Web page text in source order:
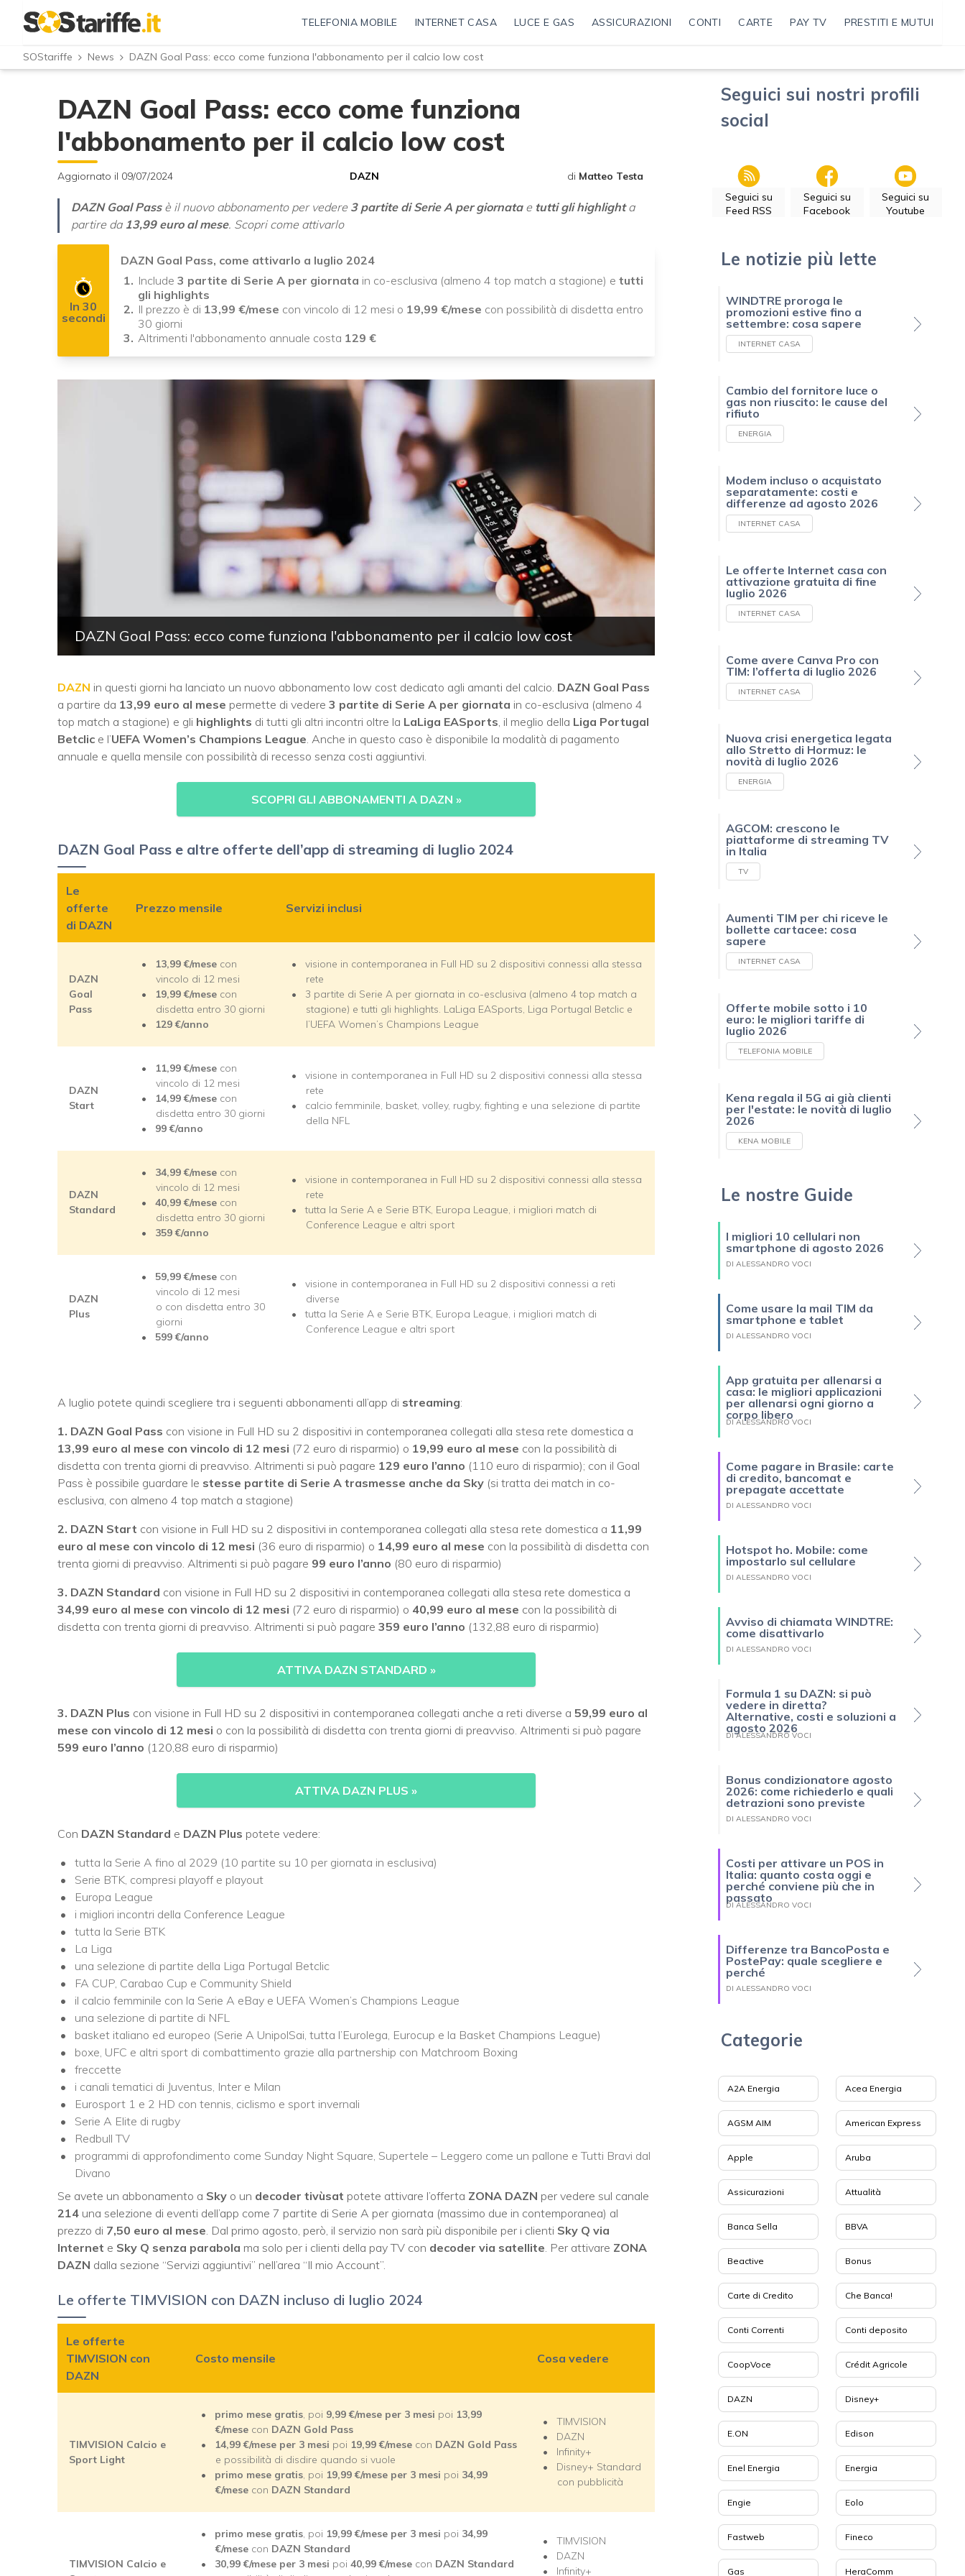
TELEFONIA MOBILE INTERNET CASA LUCE E GAS ASSICURAZIONI CONTI CARTE PAY TV PRESTITI E MUTUI
SOStariffe News DAZN Goal Pass: ecco come funziona l'abbonamento per il calcio low cost
DAZN Goal Pass: ecco come funziona
l'abbonamento per il calcio low cost
Aggiornato il 09/07/2024 DAZN di Matteo Testa
DAZN Goal Passè il nuovo abbonamento per vedere 3 partite di Serie A per giornatae tutti gli highlighta
partire da 13,99 euro al mese. Scopri come attivarlo
In 30
secondi
DAZN Goal Pass, come attivarlo a luglio 2024
Include 3 partite di Serie A per giornata in co-esclusiva (almeno 4 top match a stagione) e tutti
gli highlights
Il prezzo è di 13,99 €/mese con vincolo di 12 mesi o 19,99 €/mese con possibilità di disdetta entro
30 giorni
Altrimenti l'abbonamento annuale costa 129 €
DAZN Goal Pass: ecco come funziona l'abbonamento per il calcio low cost
DAZN in questi giorni ha lanciato un nuovo abbonamento low cost dedicato agli amanti del calcio. DAZN Goal Pass
a partire da 13,99 euro al mese permette di vedere 3 partite di Serie A per giornata in co-esclusiva (almeno 4
top match a stagione) e gli highlights di tutti gli altri incontri oltre la LaLiga EASports, il meglio della Liga Portugal
Betclic e l’UEFA Women’s Champions League. Anche in questo caso è disponibile la modalità di pagamento
annuale e quella mensile con possibilità di recesso senza costi aggiuntivi.
SCOPRI GLI ABBONAMENTI A DAZN »
DAZN Goal Pass e altre offerte dell’app di streaming di luglio 2024
Le
offerte
di DAZN
Prezzo mensile Servizi inclusi
DAZN
Goal
Pass
13,99 €/mese con
vincolo di 12 mesi
19,99 €/mese con
disdetta entro 30 giorni
129 €/anno
visione in contemporanea in Full HD su 2 dispositivi connessi alla stessa
rete
3 partite di Serie A per giornata in co-esclusiva (almeno 4 top match a
stagione) e tutti gli highlights. LaLiga EASports, Liga Portugal Betclic e
l’UEFA Women’s Champions League
DAZN
Start
11,99 €/mese con
vincolo di 12 mesi
14,99 €/mese con
disdetta entro 30 giorni
99 €/anno
visione in contemporanea in Full HD su 2 dispositivi connessi alla stessa
rete
calcio femminile, basket, volley, rugby, fighting e una selezione di partite
della NFL
DAZN
Standard
34,99 €/mese con
vincolo di 12 mesi
40,99 €/mese con
disdetta entro 30 giorni
359 €/anno
visione in contemporanea in Full HD su 2 dispositivi connessi alla stessa
rete
tutta la Serie A e Serie BTK, Europa League, i migliori match di
Conference League e altri sport
DAZN
Plus
59,99 €/mese con
vincolo di 12 mesi
o con disdetta entro 30
giorni
599 €/anno
visione in contemporanea in Full HD su 2 dispositivi connessi a reti
diverse
tutta la Serie A e Serie BTK, Europa League, i migliori match di
Conference League e altri sport
A luglio potete quindi scegliere tra i seguenti abbonamenti all’app di streaming:
1. DAZN Goal Pass con visione in Full HD su 2 dispositivi in contemporanea collegati alla stesa rete domestica a
13,99 euro al mese con vincolo di 12 mesi (72 euro di risparmio) o 19,99 euro al mese con la possibilità di
disdetta con trenta giorni di preavviso. Altrimenti si può pagare 129 euro l’anno (110 euro di risparmio); con il Goal
Pass è possibile guardare le stesse partite di Serie A trasmesse anche da Sky (si tratta dei match in co-
esclusiva, con almeno 4 top match a stagione)
2. DAZN Start con visione in Full HD su 2 dispositivi in contemporanea collegati alla stesa rete domestica a 11,99
euro al mese con vincolo di 12 mesi (36 euro di risparmio) o 14,99 euro al mese con la possibilità di disdetta con
trenta giorni di preavviso. Altrimenti si può pagare 99 euro l’anno (80 euro di risparmio)
3. DAZN Standard con visione in Full HD su 2 dispositivi in contemporanea collegati alla stesa rete domestica a
34,99 euro al mese con vincolo di 12 mesi (72 euro di risparmio) o 40,99 euro al mese con la possibilità di
disdetta con trenta giorni di preavviso. Altrimenti si può pagare 359 euro l’anno (132,88 euro di risparmio)
ATTIVA DAZN STANDARD »
3. DAZN Plus con visione in Full HD su 2 dispositivi in contemporanea collegati anche a reti diverse a 59,99 euro al
mese con vincolo di 12 mesi o con la possibilità di disdetta con trenta giorni di preavviso. Altrimenti si può pagare
599 euro l’anno (120,88 euro di risparmio)
ATTIVA DAZN PLUS »
Con DAZN Standard e DAZN Plus potete vedere:
tutta la Serie A fino al 2029 (10 partite su 10 per giornata in esclusiva)
Serie BTK, compresi playoff e playout
Europa League
i migliori incontri della Conference League
tutta la Serie BTK
La Liga
una selezione di partite della Liga Portugal Betclic
FA CUP, Carabao Cup e Community Shield
il calcio femminile con la Serie A eBay e UEFA Women’s Champions League
una selezione di partite di NFL
basket italiano ed europeo (Serie A UnipolSai, tutta l’Eurolega, Eurocup e la Basket Champions League)
boxe, UFC e altri sport di combattimento grazie alla partnership con Matchroom Boxing
freccette
i canali tematici di Juventus, Inter e Milan
Eurosport 1 e 2 HD con tennis, ciclismo e sport invernali
Serie A Elite di rugby
Redbull TV
programmi di approfondimento come Sunday Night Square, Supertele – Leggero come un pallone e Tutti Bravi dal
Divano
Se avete un abbonamento a Sky o un decoder tivùsat potete attivare l’offerta ZONA DAZN per vedere sul canale
214 una selezione di eventi dell’app come 7 partite di Serie A per giornata (massimo due in contemporanea) al
prezzo di 7,50 euro al mese . Dal primo agosto, però, il servizio non sarà più disponibile per i clienti Sky Q via
Internet e Sky Q senza parabola ma solo per i clienti della pay TV con decoder via satellite . Per attivare ZONA
DAZN dalla sezione “Servizi aggiuntivi” nell’area “Il mio Account”.
Le offerte TIMVISION con DAZN incluso di luglio 2024
Le offerte
TIMVISION con
DAZN
Costo mensile Cosa vedere
TIMVISION Calcio e
Sport Light
primo mese gratis, poi 9,99 €/mese per 3 mesi poi 13,99
€/mese con DAZN Gold Pass
14,99 €/mese per 3 mesi poi 19,99 €/mese con DAZN Gold Pass
e possibilità di disdire quando si vuole
primo mese gratis, poi 19,99 €/mese per 3 mesi poi 34,99
€/mese con DAZN Standard
TIMVISION
DAZN
Infinity+
Disney+ Standard
con pubblicità
TIMVISION Calcio e
primo mese gratis, poi 19,99 €/mese per 3 mesi poi 34,99
€/mese con DAZN Standard
30,99 €/mese per 3 mesi poi 40,99 €/mese con DAZN Standard
TIMVISION
DAZN
Infinity+
Seguici sui nostri profili
social
Seguici su
Feed RSS
Seguici su
Facebook
Seguici su
Youtube
Le notizie più lette
WINDTRE proroga le
promozioni estive fino a
settembre: cosa sapere
INTERNET CASA
Cambio del fornitore luce o
gas non riuscito: le cause del
rifiuto
ENERGIA
Modem incluso o acquistato
separatamente: costi e
differenze ad agosto 2026
INTERNET CASA
Le offerte Internet casa con
attivazione gratuita di fine
luglio 2026
INTERNET CASA
Come avere Canva Pro con
TIM: l’offerta di luglio 2026
INTERNET CASA
Nuova crisi energetica legata
allo Stretto di Hormuz: le
novità di luglio 2026
ENERGIA
AGCOM: crescono le
piattaforme di streaming TV
in Italia
TV
Aumenti TIM per chi riceve le
bollette cartacee: cosa
sapere
INTERNET CASA
Offerte mobile sotto i 10
euro: le migliori tariffe di
luglio 2026
TELEFONIA MOBILE
Kena regala il 5G ai già clienti
per l'estate: le novità di luglio
2026
KENA MOBILE
Le nostre Guide
I migliori 10 cellulari non
smartphone di agosto 2026
DI ALESSANDRO VOCI
Come usare la mail TIM da
smartphone e tablet
DI ALESSANDRO VOCI
App gratuita per allenarsi a
casa: le migliori applicazioni
per allenarsi ogni giorno a
corpo libero
DI ALESSANDRO VOCI
Come pagare in Brasile: carte
di credito, bancomat e
prepagate accettate
DI ALESSANDRO VOCI
Hotspot ho. Mobile: come
impostarlo sul cellulare
DI ALESSANDRO VOCI
Avviso di chiamata WINDTRE:
come disattivarlo
DI ALESSANDRO VOCI
Formula 1 su DAZN: si può
vedere in diretta?
Alternative, costi e soluzioni a
agosto 2026
DI ALESSANDRO VOCI
Bonus condizionatore agosto
2026: come richiederlo e quali
detrazioni sono previste
DI ALESSANDRO VOCI
Costi per attivare un POS in
Italia: quanto costa oggi e
perché conviene più che in
passato
DI ALESSANDRO VOCI
Differenze tra BancoPosta e
PostePay: quale scegliere e
perché
DI ALESSANDRO VOCI
Categorie
A2A Energia Acea Energia
AGSM AIM American Express
Apple Aruba
Assicurazioni Attualità
Banca Sella BBVA
Beactive Bonus
Carte di Credito Che Banca!
Conti Correnti Conti deposito
CoopVoce Crédit Agricole
DAZN Disney+
E.ON Edison
Enel Energia Energia
Engie Eolo
Fastweb Fineco
Gas HeraComm